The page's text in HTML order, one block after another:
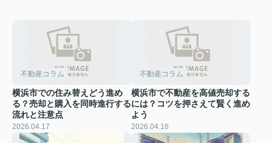
不動産コラム
横浜市での住み替えどう進め
る？売却と購入を同時進行する
流れと注意点
2026.04.17
不動産コラム
横浜市で不動産を高値売却する
には？コツを押さえて賢く進め
よう
2026.04.16